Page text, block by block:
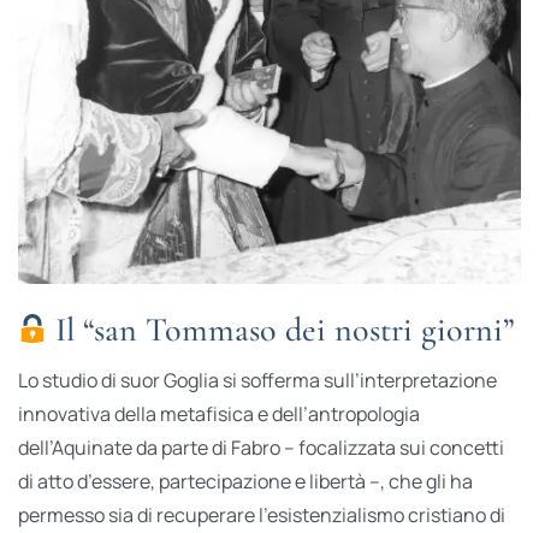
Il “san Tommaso dei nostri giorni”
Lo studio di suor Goglia si sofferma sull’interpretazione
innovativa della metafisica e dell’antropologia
dell’Aquinate da parte di Fabro – focalizzata sui concetti
di atto d’essere, partecipazione e libertà –, che gli ha
permesso sia di recuperare l’esistenzialismo cristiano di